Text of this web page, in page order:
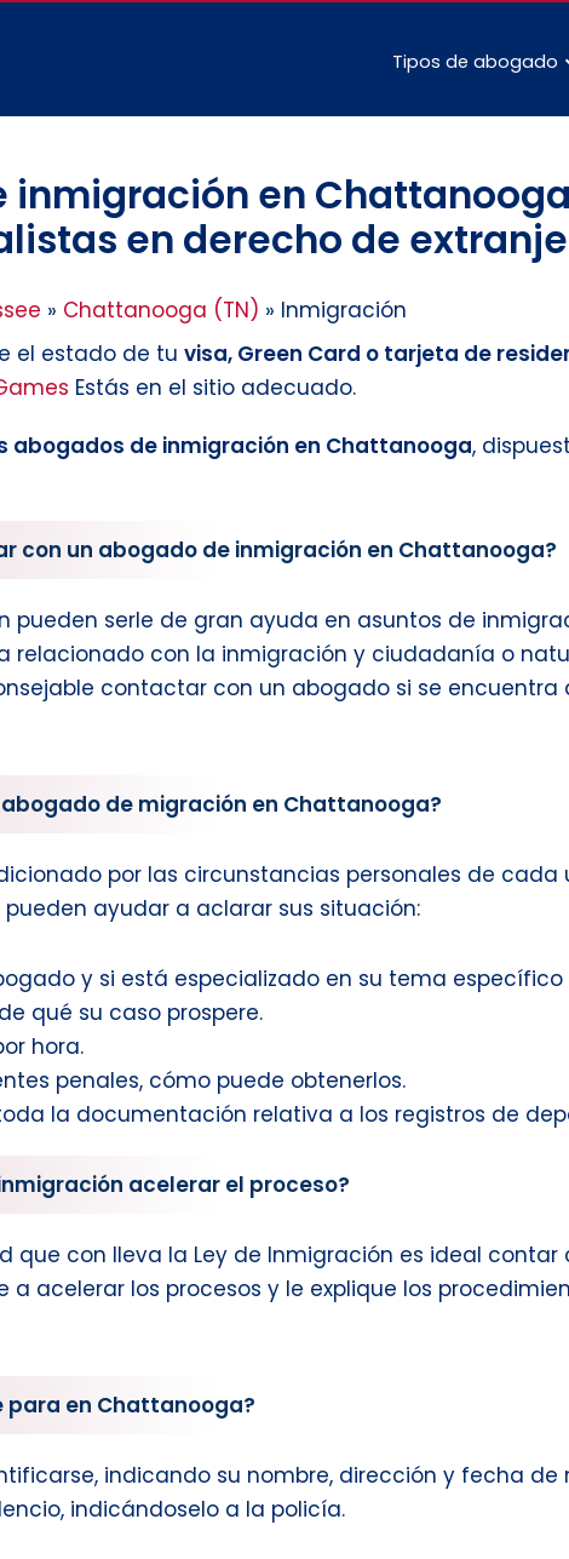
Tipos de abogado
inmigración en
en derecho de
» Chattanooga (TN) » Inmigración
el estado de tu visa, Green Card o tarjeta de
Estás en el sitio adecuado.
abogados de inmigración en Chattanooga,
con un abogado de inmigración en Chattanooga?
pueden serle de gran ayuda en asuntos de
relacionado con la inmigración y ciudadanía o
contactar con un abogado si se encuentra
de migración en Chattanooga?
por las circunstancias personales de cada
ayudar a aclarar sus situación:
y si está especializado en su tema
qué su caso prospere.
hora.
penales, cómo puede obtenerlos.
la documentación relativa a los registros de
acelerar el proceso?
que con lleva la Ley de Inmigración es ideal
a acelerar los procesos y le explique los
para en Chattanooga?
indicando su nombre, dirección y fecha
indicándoselo a la policía.